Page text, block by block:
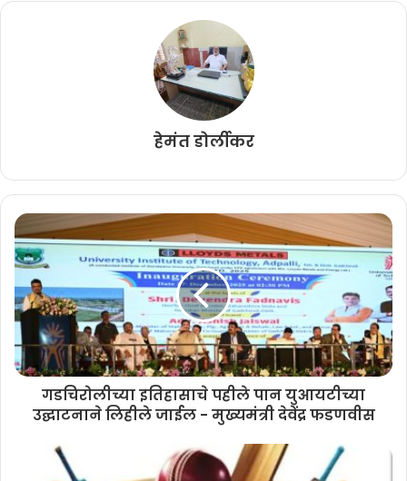
हेमंत डोर्लीकर
गडचिरोलीच्या इतिहासाचे पहीले पान युआयटीच्या
उद्घाटनाने लिहीले जाईल - मुख्यमंत्री देवेंद्र फडणवीस